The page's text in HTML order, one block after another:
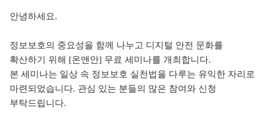
안녕하세요.
정보보호의 중요성을 함께 나누고 디지털 안전 문화를
확산하기 위해 [온앤안] 무료 세미나를 개최합니다.
본 세미나는 일상 속 정보보호 실천법을 다루는 유익한 자리로
마련되었습니다. 관심 있는 분들의 많은 참여와 신청
부탁드립니다.